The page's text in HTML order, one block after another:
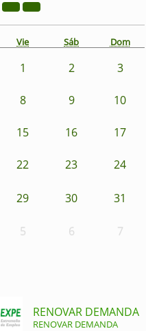
Vie Sáb Dom
1 2 3
8 9 10
15 16 17
22 23 24
29 30 31
5 6 7
RENOVAR DEMANDA
RENOVAR DEMANDA